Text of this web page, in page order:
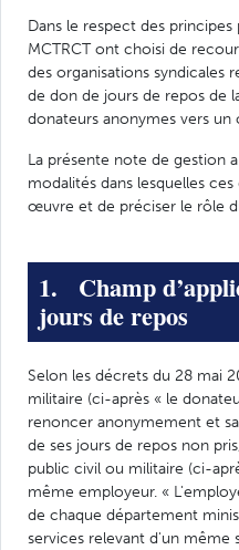
Dans le respect des
MCTRCT ont choisi de
des organisations syndicales
de don de jours de repos de
donateurs anonymes vers
La présente note de gestion
modalités dans lesquelles
œuvre et de préciser le rôle
1. Champ
jours de repos
Selon les décrets du 28 mai
militaire (ci-après « le
renoncer anonymement et
de ses jours de repos non
public civil ou militaire (ci-
même employeur. «
de chaque département
services relevant d'un